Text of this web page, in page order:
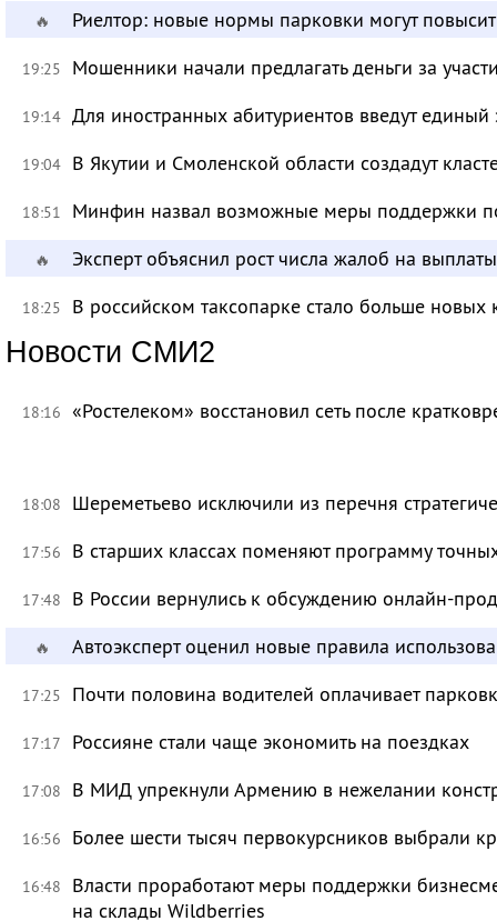
🔥 Риелтор: новые нормы парковки могут
19:25 Мошенники начали предлагать деньги за
19:14 Для иностранных абитуриентов введут
19:04 В Якутии и Смоленской области создадут
18:51 Минфин назвал возможные меры поддержки
🔥 Эксперт объяснил рост числа жалоб на
18:25 В российском таксопарке стало больше новых
Новости СМИ2
18:16 «Ростелеком» восстановил сеть после
18:08 Шереметьево исключили из перечня
17:56 В старших классах поменяют программу
17:48 В России вернулись к обсуждению онлайн-
🔥 Автоэксперт оценил новые правила
17:25 Почти половина водителей оплачивает
17:17 Россияне стали чаще экономить на поездках
17:08 В МИД упрекнули Армению в нежелании
16:56 Более шести тысяч первокурсников выбрали
16:48
Власти проработают меры поддержки
на склады Wildberries